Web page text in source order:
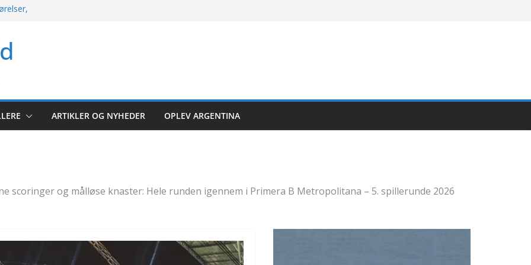
og mere
kampoversigt
Hele runden
2026
ARTIKLER OG NYHEDER OPLEV ARGENTINA
scoringer og målløse knaster: Hele runden igennem i Primera B Metropolitana – 5. spillerunde 2026